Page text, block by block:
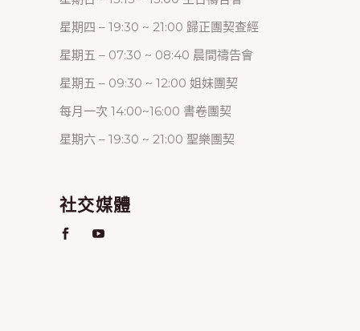
星期四 – 19:30 ~ 21:00 歸正團契查經
星期五 – 07:30 ~ 08:40 晨間禱告會
星期五 – 09:30 ~ 12:00 姐妹團契
每月一次 14:00~16:00 書卷團契
星期六 – 19:30 ~ 21:00 聖樂團契
社交媒體